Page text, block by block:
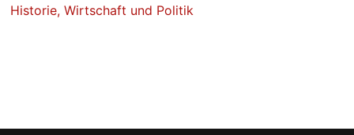
Historie, Wirtschaft und Politik